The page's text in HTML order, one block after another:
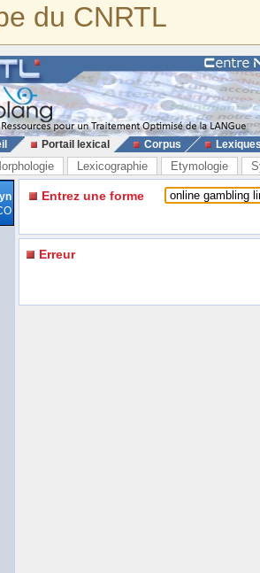
du CNRTL
Portail lexical Corpus
Lexicographie Etymologie
Entrez une forme
Erreur